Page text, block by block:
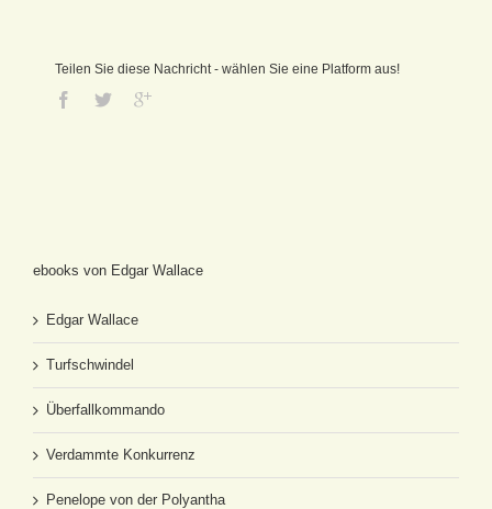
Teilen Sie diese Nachricht - wählen Sie eine Platform aus!
ebooks von Edgar Wallace
Edgar Wallace
Turfschwindel
Überfallkommando
Verdammte Konkurrenz
Penelope von der Polyantha